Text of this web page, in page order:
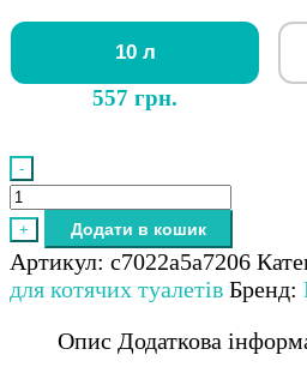
10 л
557 грн.
-
Biokats
Classic
3in1
для
котячого
туалету,
бентонітовий
+ Додати в кошик
Артикул: c7022a5a7206
для котячих туалетів Бренд:
Опис Додаткова